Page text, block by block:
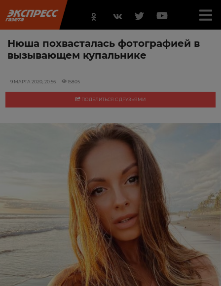
Нюша похвасталась фотографией в
вызывающем купальнике
9 МАРТА 2020, 20:56 15805
ПОДЕЛИТЬСЯ С ДРУЗЬЯМИ